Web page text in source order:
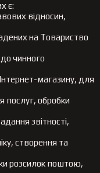
є:
відносин,
на Товариство
чинного
магазину, для
послуг, обробки
звітності,
створення та
розсилок поштою,